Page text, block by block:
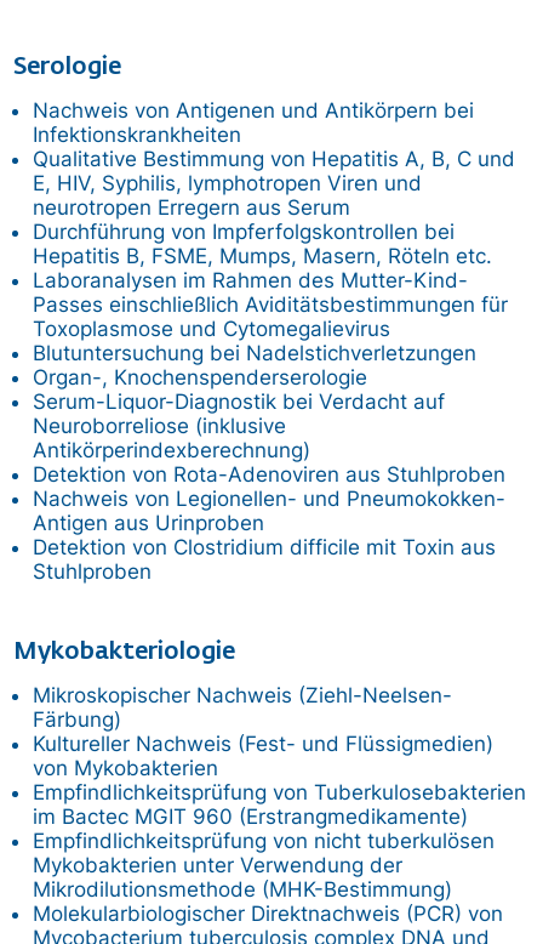
Serologie
Nachweis von Antigenen und Antikörpern bei
Infektionskrankheiten
Qualitative Bestimmung von Hepatitis A, B, C und
E, HIV, Syphilis, lymphotropen Viren und
neurotropen Erregern aus Serum
Durchführung von Impferfolgskontrollen bei
Hepatitis B, FSME, Mumps, Masern, Röteln etc.
Laboranalysen im Rahmen des Mutter-Kind-
Passes einschließlich Aviditätsbestimmungen für
Toxoplasmose und Cytomegalievirus
Blutuntersuchung bei Nadelstichverletzungen
Organ-, Knochenspenderserologie
Serum-Liquor-Diagnostik bei Verdacht auf
Neuroborreliose (inklusive
Antikörperindexberechnung)
Detektion von Rota-Adenoviren aus Stuhlproben
Nachweis von Legionellen- und Pneumokokken-
Antigen aus Urinproben
Detektion von Clostridium difficile mit Toxin aus
Stuhlproben
Mykobakteriologie
Mikroskopischer Nachweis (Ziehl-Neelsen-
Färbung)
Kultureller Nachweis (Fest- und Flüssigmedien)
von Mykobakterien
Empfindlichkeitsprüfung von Tuberkulosebakterien
im Bactec MGIT 960 (Erstrangmedikamente)
Empfindlichkeitsprüfung von nicht tuberkulösen
Mykobakterien unter Verwendung der
Mikrodilutionsmethode (MHK-Bestimmung)
Molekularbiologischer Direktnachweis (PCR) von
Mycobacterium tuberculosis complex DNA und